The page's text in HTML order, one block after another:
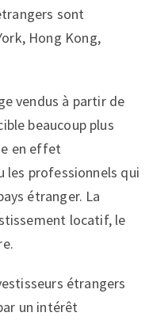
sont
Hong Kong,
vendus à partir de
beaucoup plus
en effet
professionnels qui
étranger. La
locatif, le
étrangers
un intérêt